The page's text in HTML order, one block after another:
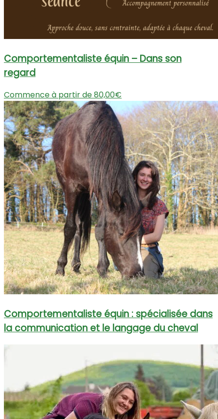
Comportementaliste équin – Dans son
regard
Commence à partir de 80,00€
Comportementaliste équin : spécialisée dans
la communication et le langage du cheval